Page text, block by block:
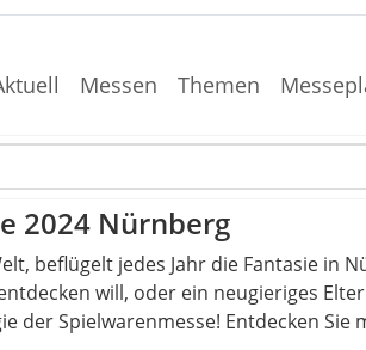
Messen Themen
2024 Nürnberg
beflügelt jedes Jahr die Fantasie in
will, oder ein neugieriges
der Spielwarenmesse! Entdecken Sie